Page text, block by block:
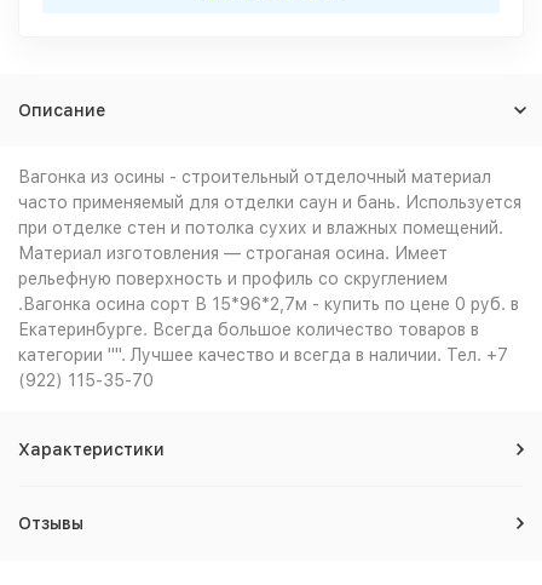
Описание
Вагонка из осины - строительный отделочный материал
часто применяемый для отделки саун и бань. Используется
при отделке стен и потолка сухих и влажных помещений.
Материал изготовления — строганая осина. Имеет
рельефную поверхность и профиль со скруглением
.Вагонка осина сорт В 15*96*2,7м - купить по цене 0 руб. в
Екатеринбурге. Всегда большое количество товаров в
категории "". Лучшее качество и всегда в наличии. Тел. +7
(922) 115-35-70
Характеристики
Отзывы